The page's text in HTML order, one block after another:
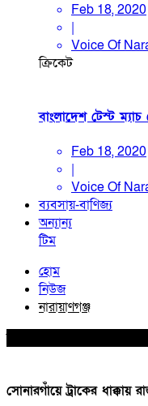
Feb 18, 2020
|
Voice Of
ক্রিকেট
বাংলাদেশ টেস্ট
Feb 18, 2020
|
Voice Of
ব্যবসায়-বাণিজ্য
অন্যান্য
টিম
হোম
নিউজ
নারায়াণগঞ্জ
সোনারগাঁয়ে ট্রাকের ধাক্কায়